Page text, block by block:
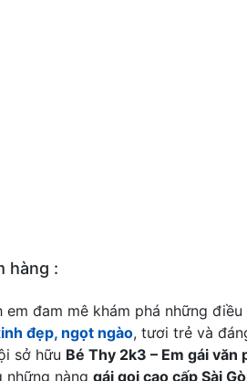
hàng :
em đam mê khám phá những
đẹp, ngọt ngào, tươi trẻ và
sở hữu Bé Thy 2k3 – Em gái
những nàng gái gọi cao cấp Sài